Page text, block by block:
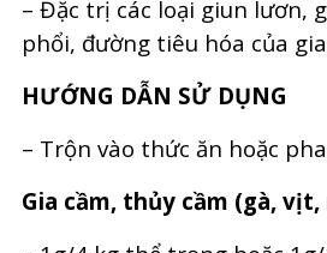
– Đặc trị các loại giun lươn,
phổi, đường tiêu hóa của
HƯỚNG DẪN SỬ DỤNG
– Trộn vào thức ăn hoặc
Gia cầm, thủy cầm (gà,